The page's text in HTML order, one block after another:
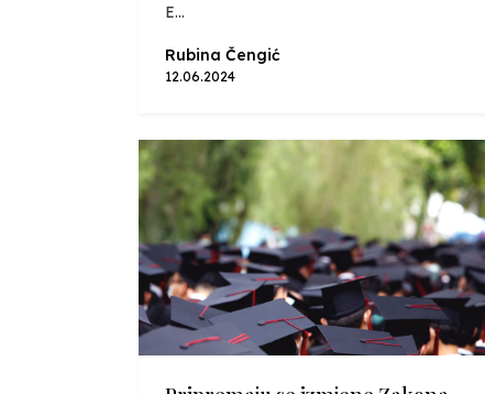
E...
Rubina Čengić
12.06.2024